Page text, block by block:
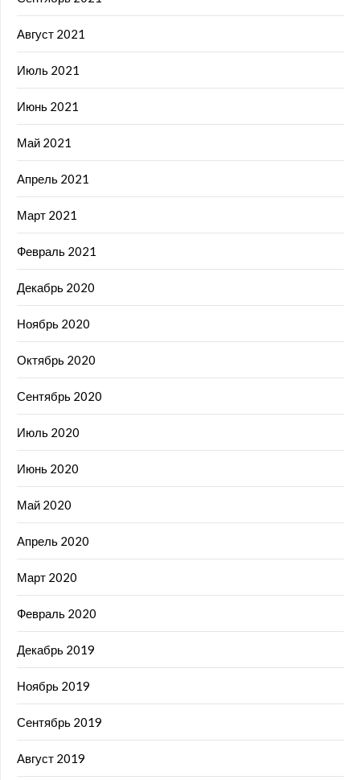
Август 2021
Июль 2021
Июнь 2021
Май 2021
Апрель 2021
Март 2021
Февраль 2021
Декабрь 2020
Ноябрь 2020
Октябрь 2020
Сентябрь 2020
Июль 2020
Июнь 2020
Май 2020
Апрель 2020
Март 2020
Февраль 2020
Декабрь 2019
Ноябрь 2019
Сентябрь 2019
Август 2019